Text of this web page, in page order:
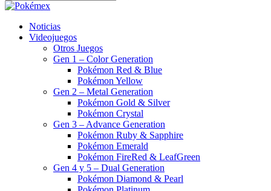
Noticias
Videojuegos
Otros Juegos
Gen 1 – Color Generation
Pokémon Red & Blue
Pokémon Yellow
Gen 2 – Metal Generation
Pokémon Gold & Silver
Pokémon Crystal
Gen 3 – Advance Generation
Pokémon Ruby & Sapphire
Pokémon Emerald
Pokémon FireRed & LeafGreen
Gen 4 y 5 – Dual Generation
Pokémon Diamond & Pearl